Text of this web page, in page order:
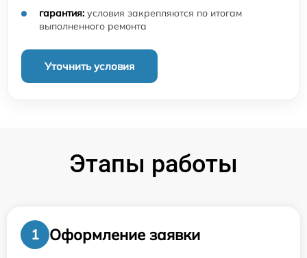
гарантия: условия закрепляются по итогам
выполненного ремонта
Уточнить условия
Этапы работы
1
Оформление заявки